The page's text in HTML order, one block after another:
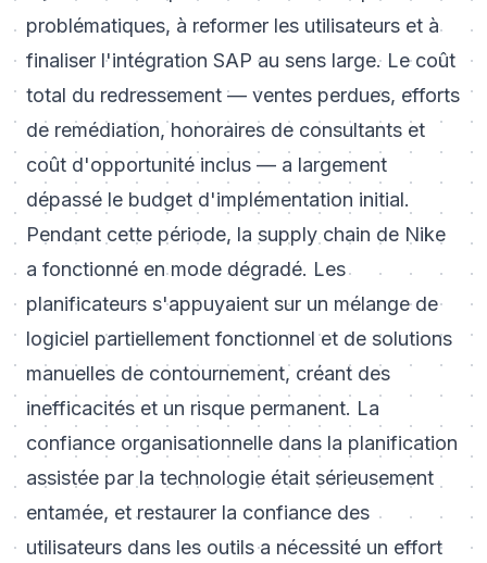
problématiques, à reformer les utilisateurs et à
finaliser l'intégration SAP au sens large. Le coût
total du redressement — ventes perdues, efforts
de remédiation, honoraires de consultants et
coût d'opportunité inclus — a largement
dépassé le budget d'implémentation initial.
Pendant cette période, la supply chain de Nike
a fonctionné en mode dégradé. Les
planificateurs s'appuyaient sur un mélange de
logiciel partiellement fonctionnel et de solutions
manuelles de contournement, créant des
inefficacités et un risque permanent. La
confiance organisationnelle dans la planification
assistée par la technologie était sérieusement
entamée, et restaurer la confiance des
utilisateurs dans les outils a nécessité un effort